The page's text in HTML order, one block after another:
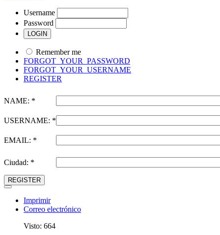
Username
Password
Remember me
FORGOT_YOUR_PASSWORD
FORGOT_YOUR_USERNAME
REGISTER
NAME: *
USERNAME: *
EMAIL: *
Ciudad: *
REGISTER
Imprimir
Correo electrónico
Visto: 664